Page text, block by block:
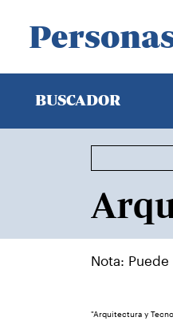
BUSCADOR
Nota:
"Arquitectura y